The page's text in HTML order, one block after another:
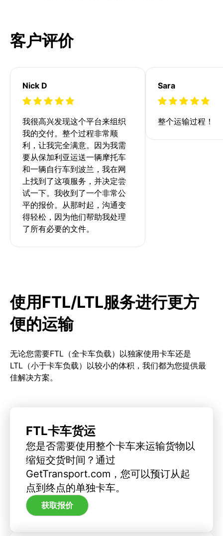
客户评价
Nick D
我很高兴发现这个平台来组织
我的交付。整个过程非常顺
利，让我完全满意。因为我需
要从保加利亚运送一辆摩托车
和一辆自行车到波兰，我在网
上找到了这项服务，并决定尝
试一下。我收到了一个非常公
平的报价。从那时起，沟通变
得轻松，因为他们帮助我处理
了所有必要的文件。
Sara
整个运输过程！
使用FTL/LTL服务进行更方
便的运输
无论您需要FTL（全卡车负载）以独家使用卡车还是
LTL（小于卡车负载）以较小的体积，我们都为您提供最
佳解决方案。
FTL卡车货运
您是否需要使用整个卡车来运输货物以
缩短交货时间？通过
GetTransport.com，您可以预订从起
点到终点的单独卡车。
获取报价